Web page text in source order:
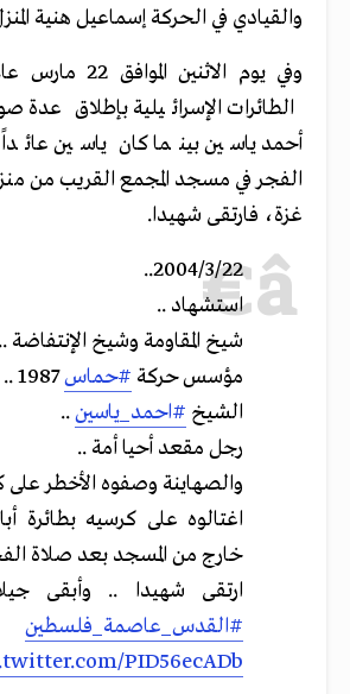
والقيادي في الحركة إسماعيل هنية
الطائرات الإسرائيلية بإطلاق
أحمد ياسين بينما كان ياسين
الفجر في مسجد المجمع القريب من
غزة، فارتقى شهيدا.
2004/3/22..
استشهاد ..
شيخ المقاومة وشيخ الإنتفاضة ..
مؤسس حركة #حماس1987 ..
الشيخ #احمد_ياسين..
رجل مقعد أحيا أمة ..
والصهاينة وصفوه الأخطر على
اغتالوه على كرسيه بطائرة
خارج من المسجد بعد صلاة
ارتقى شهيدا .. وأبقى
#القدس_عاصمة_فلسطين
PID56ecADb